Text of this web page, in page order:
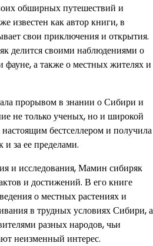
обширных путешествий и
известен как автор книги, в
свои приключения и открытия.
делится своими наблюдениями о
а также о местных жителях и
прорывом в знании о Сибири и
не только ученых, но и широкой
бестселлером и получила
и за ее пределами.
и исследования, Мамин сибиряк
и достижений. В его книге
о местных растениях и
в трудных условиях Сибири, а
разных народов, чьи
неизменный интерес.